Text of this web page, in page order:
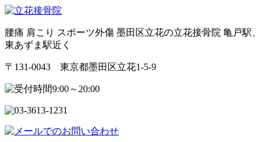
腰痛 肩こり スポーツ外傷 墨田区立花の立花接骨院 亀戸駅、
東あずま駅近く
〒131-0043 東京都墨田区立花1-5-9